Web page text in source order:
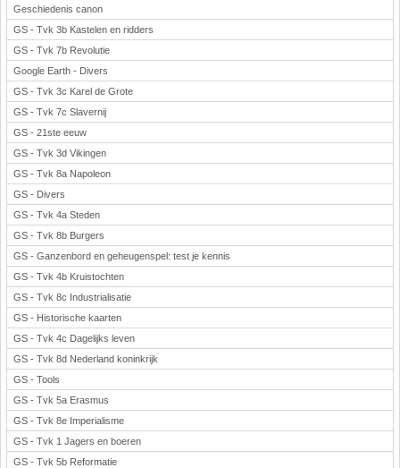
Geschiedenis canon
GS - Tvk 3b Kastelen en ridders
GS - Tvk 7b Revolutie
Google Earth - Divers
GS - Tvk 3c Karel de Grote
GS - Tvk 7c Slavernij
GS - 21ste eeuw
GS - Tvk 3d Vikingen
GS - Tvk 8a Napoleon
GS - Divers
GS - Tvk 4a Steden
GS - Tvk 8b Burgers
GS - Ganzenbord en geheugenspel: test je kennis
GS - Tvk 4b Kruistochten
GS - Tvk 8c Industrialisatie
GS - Historische kaarten
GS - Tvk 4c Dagelijks leven
GS - Tvk 8d Nederland koninkrijk
GS - Tools
GS - Tvk 5a Erasmus
GS - Tvk 8e Imperialisme
GS - Tvk 1 Jagers en boeren
GS - Tvk 5b Reformatie